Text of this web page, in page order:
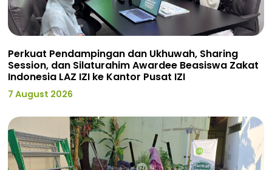
Perkuat Pendampingan dan Ukhuwah, Sharing
Session, dan Silaturahim Awardee Beasiswa Zakat
Indonesia LAZ IZI ke Kantor Pusat IZI
7 August 2026